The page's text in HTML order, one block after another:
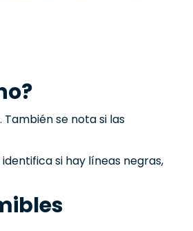
se nota si las
si hay líneas negras,